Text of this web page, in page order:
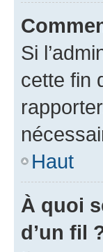
Si
cette fin
Haut
À quoi
d’un fil